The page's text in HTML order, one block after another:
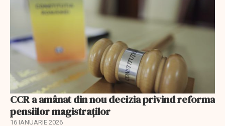
CCR a amânat din nou decizia privind reforma
pensiilor magistraţilor
16 IANUARIE 2026